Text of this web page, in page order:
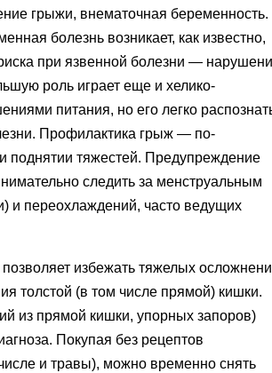
грыжи, вне­маточная беременность.
болезнь возникает, как известно,
при язвен­ной болезни —
роль играет еще и хелико-
питания, но его легко
Профилактика грыж — по­
под­нятии тяжестей. Предупреждение
следить за менструальным
и переох­лаждений, часто ведущих
избежать тяжелых
толстой (в том числе прямой) кишки.
из прямой кишки, упорных запоров)
По­купая без рецептов
и травы), мож­но временно снять